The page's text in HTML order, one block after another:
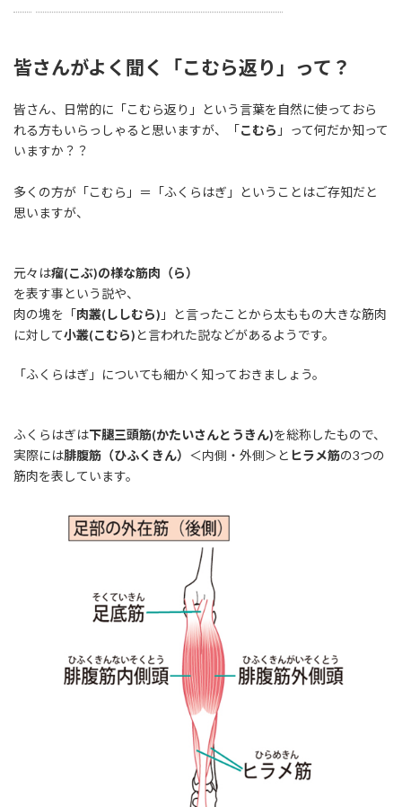
皆さんがよく聞く「こむら返り」って？
皆さん、日常的に「こむら返り」という言葉を自然に使っておら
れる方もいらっしゃると思いますが、「こむら 」って何だか知って
いますか？？
多くの方が「こむら」＝「ふくらはぎ」ということはご存知だと
思いますが、
元々は瘤(こぶ)の様な筋肉（ら）
を表す事という説や、
肉の塊を「肉叢(ししむら) 」と言ったことから太ももの大きな筋肉
に対して小叢(こむら)と言われた説などがあるようです。
「ふくらはぎ」についても細かく知っておきましょう。
ふくらはぎは下腿三頭筋(かたいさんとうきん)を総称したもので、
実際には腓腹筋（ひふくきん） ＜内側・外側＞と ヒラメ筋の3つの
筋肉を表しています。